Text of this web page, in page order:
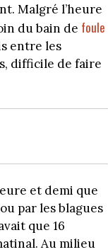
Malgré l’heure
du bain de foule
entre les
difficile de faire
et demi que
par les blagues
que 16
Au milieu